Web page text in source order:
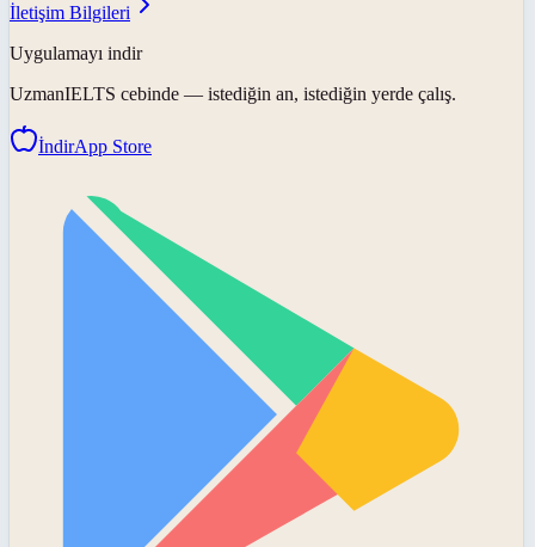
İletişim Bilgileri
Uygulamayı indir
UzmanIELTS cebinde — istediğin an, istediğin yerde çalış.
İndirApp Store